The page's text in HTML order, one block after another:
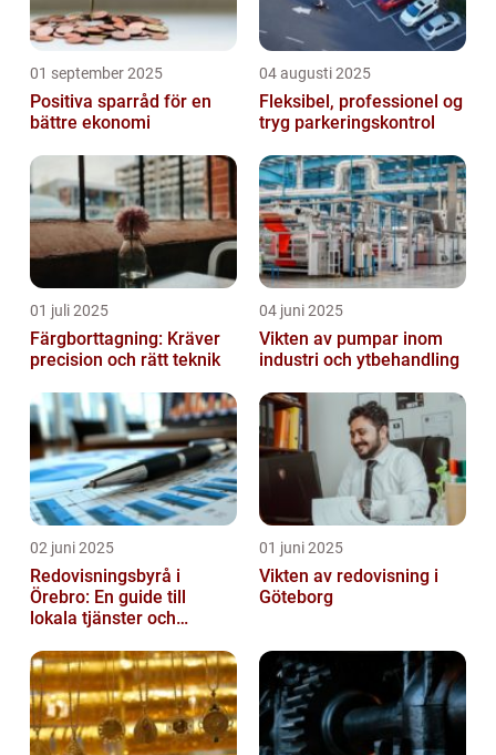
01 september 2025
Positiva sparråd för en
bättre ekonomi
04 augusti 2025
Fleksibel, professionel og
tryg parkeringskontrol
01 juli 2025
Färgborttagning: Kräver
precision och rätt teknik
04 juni 2025
Vikten av pumpar inom
industri och ytbehandling
02 juni 2025
Redovisningsbyrå i
Örebro: En guide till
lokala tjänster och
01 juni 2025
Vikten av redovisning i
Göteborg